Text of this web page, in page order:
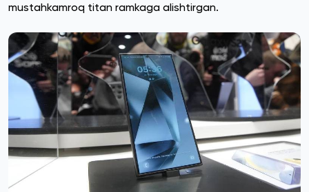
mustahkamroq titan ramkaga alishtirgan.